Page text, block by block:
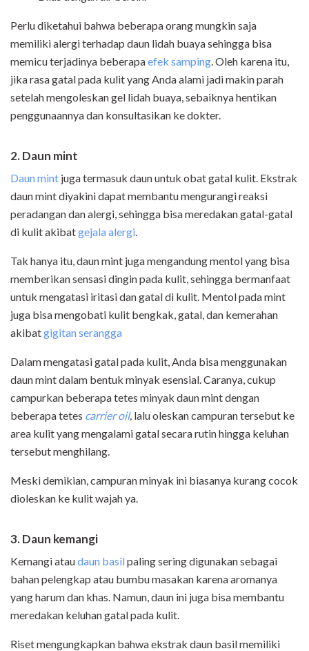
Perlu diketahui bahwa beberapa orang mungkin saja
memiliki alergi terhadap daun lidah buaya sehingga bisa
memicu terjadinya beberapaefek samping . Oleh karena itu,
jika rasa gatal pada kulit yang Anda alami jadi makin parah
setelah mengoleskan gel lidah buaya, sebaiknya hentikan
penggunaannya dan konsultasikan ke dokter.
2. Daun mint
Daun mint juga termasuk daun untuk obat gatal kulit. Ekstrak
daun mint diyakini dapat membantu mengurangi reaksi
peradangan dan alergi, sehingga bisa meredakan gatal-gatal
di kulit akibatgejala alergi
Tak hanya itu, daun mint juga mengandung mentol yang bisa
memberikan sensasi dingin pada kulit, sehingga bermanfaat
untuk mengatasi iritasi dan gatal di kulit. Mentol pada mint
juga bisa mengobati kulit bengkak, gatal, dan kemerahan
akibatgigitan serangga
Dalam mengatasi gatal pada kulit, Anda bisa menggunakan
daun mint dalam bentuk minyak esensial. Caranya, cukup
campurkan beberapa tetes minyak daun mint dengan
beberapa tetes carrier oil, lalu oleskan campuran tersebut ke
area kulit yang mengalami gatal secara rutin hingga keluhan
tersebut menghilang.
Meski demikian, campuran minyak ini biasanya kurang cocok
dioleskan ke kulit wajah ya.
3. Daun kemangi
Kemangi ataudaun basilpaling sering digunakan sebagai
bahan pelengkap atau bumbu masakan karena aromanya
yang harum dan khas. Namun, daun ini juga bisa membantu
meredakan keluhan gatal pada kulit.
Riset mengungkapkan bahwa ekstrak daun basil memiliki